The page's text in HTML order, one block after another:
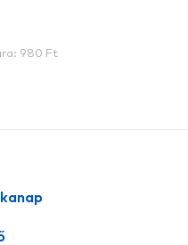
980 Ft